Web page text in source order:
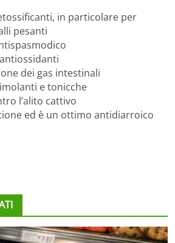
in particolare per
pesanti
dei gas intestinali
e tonicche
l’alito cattivo
ed è un ottimo antidiarroico